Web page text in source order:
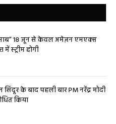
18 जून से केवल अमेज़न एमएक्स
स्ट्रीम होगी
के बाद पहली बार PM नरेंद्र मोदी
किया